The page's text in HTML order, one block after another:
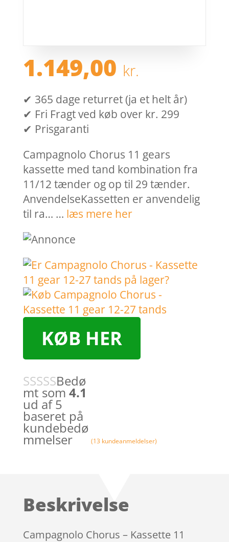
1.149,00 kr.
✔ 365 dage returret (ja et helt år)
✔ Fri Fragt ved køb over kr. 299
✔ Prisgaranti
Campagnolo Chorus 11 gears
kassette med tand kombination fra
11/12 tænder og op til 29 tænder.
AnvendelseKassetten er anvendelig
til ra… … læs mere her
KØB HER
Bedø
mt som 4.1
ud af 5
baseret på
kundebedø
mmelser (13 kundeanmeldelser)
Beskrivelse
Campagnolo Chorus – Kassette 11